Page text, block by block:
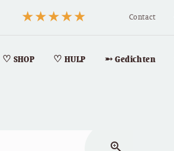
Contact
♡ SHOP ♡ HULP ➵ Gedichten
zoom_in